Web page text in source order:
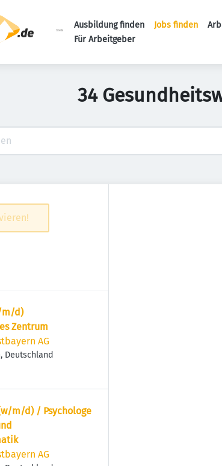
Ausbildung finden Jobs finden
Für Arbeitgeber
34
m/d)
Zentrum
AG
Deutschland
m/d) / Psychologe
AG